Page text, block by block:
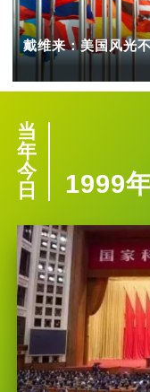
戴维来：美国风光
当
年
今
日
1999